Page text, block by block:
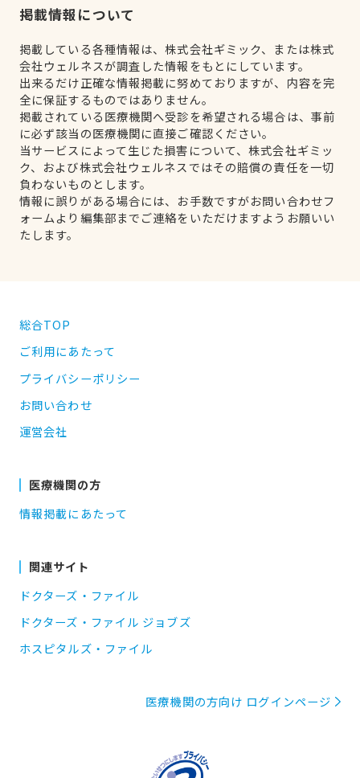
掲載情報について
掲載している各種情報は、株式会社ギミック、または株式
会社ウェルネスが調査した情報をもとにしています。
出来るだけ正確な情報掲載に努めておりますが、内容を完
全に保証するものではありません。
掲載されている医療機関へ受診を希望される場合は、事前
に必ず該当の医療機関に直接ご確認ください。
当サービスによって生じた損害について、株式会社ギミッ
ク、および株式会社ウェルネスではその賠償の責任を一切
負わないものとします。
情報に誤りがある場合には、お手数ですがお問い合わせフ
ォームより編集部までご連絡をいただけますようお願いい
たします。
総合TOP
ご利用にあたって
プライバシーポリシー
お問い合わせ
運営会社
医療機関の方
情報掲載にあたって
関連サイト
ドクターズ・ファイル
ドクターズ・ファイル ジョブズ
ホスピタルズ・ファイル
医療機関の方向け ログインページ